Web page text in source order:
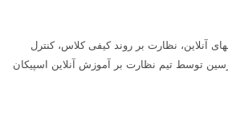
آنلاین، نظارت بر روند کیفی کلاس، کنترل
توسط تیم نظارت بر آموزش آنلاین اسپیکان